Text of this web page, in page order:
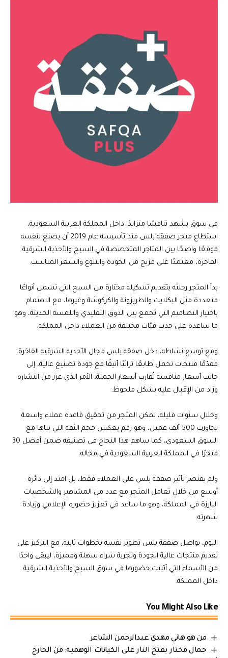
في سوق يشهد تنافسًا متزايدًا داخل المملكة العربية السعودية،
استطاع متجر صفقة بلس منذ تأسيسه عام 2019 أن يصنع لنفسه
موقعًا واضحًا بين المتاجر المتخصصة في السبح والأحذية الشرقية
الفاخرة، معتمدًا على مزيج من الجودة والتنوع والسعر المناسب.
بدأ المتجر رحلته بتقديم تشكيلة مختارة من السبح التي تشمل أنواعًا
متعددة مثل البكلايت والطربزونة والكركوشة وغيرها، مع الاهتمام
باختيار التصاميم التي تجمع بين الذوق التقليدي واللمسة الحديثة، وهو
ما ساعده على جذب فئات مختلفة من العملاء داخل المملكة.
ومع توسع نشاطه، دخل صفقة بلس مجال الأحذية الشرقية الفاخرة،
مقدّمًا منتجات تحمل طابعًا تراثيًا أنيقًا مع جودة تصنيع عالية، إلى
جانب أسعار منافسة تُقارب أسعار الجملة، الأمر الذي عزز من انتشاره
وزاد من الإقبال عليه بشكل ملحوظ.
وخلال سنوات قليلة، تمكن المتجر من تحقيق قاعدة عملاء واسعة
تجاوزت 500 ألف عميل، وهو رقم يعكس حجم الثقة التي بناها مع
السوق السعودي، كما ساهم هذا النجاح في تصنيفه ضمن أفضل 30
متجرًا في المملكة العربية السعودية في مجاله.
ولم يقتصر تأثير صفقة بلس على العملاء فقط، بل امتد إلى دائرة
أوسع من خلال تعامل المتجر مع عدد من المشاهير والشخصيات
البارزة في المملكة، وهو ما ساعد في تعزيز حضوره الإعلامي وزيادة
شهرته.
اليوم، يواصل صفقة بلس تطوير نفسه بخطوات ثابتة، مع التركيز على
تقديم منتجات عالية الجودة وتجربة شراء سهلة ومميزة، ليبقى واحدًا
من الأسماء التي أثبتت حضورها في سوق السبح والأحذية الشرقية
داخل المملكة.
You Might Also Like
من هو هاني مهدي عبدالرحمن الشاعر
جمال مختار يفتح النار على الكيانات الوهمية: من الخارج